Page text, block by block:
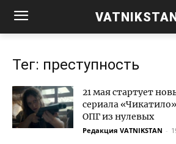
Тег: преступность
21 мая стартует
сериала
ОПГ из нулевых
Редакция VATNIKSTAN -